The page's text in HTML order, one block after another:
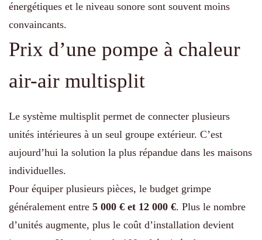
énergétiques et le niveau sonore sont souvent moins
convaincants.
Prix d’une pompe à chaleur
air-air multisplit
Le système multisplit permet de connecter plusieurs
unités intérieures à un seul groupe extérieur. C’est
aujourd’hui la solution la plus répandue dans les maisons
individuelles.
Pour équiper plusieurs pièces, le budget grimpe
généralement entre 5 000 € et 12 000 €. Plus le nombre
d’unités augmente, plus le coût d’installation devient